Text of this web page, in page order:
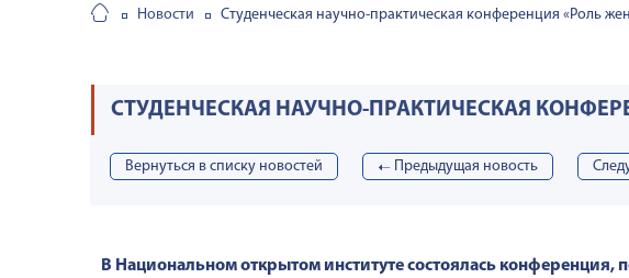
Новости Студенческая научно-практическая конференция «Роль
СТУДЕНЧЕСКАЯ НАУЧНО-ПРАКТИЧЕСКАЯ
Вернуться в списку новостей ➝ Предыдущая новость
В Национальном открытом институте состоялась